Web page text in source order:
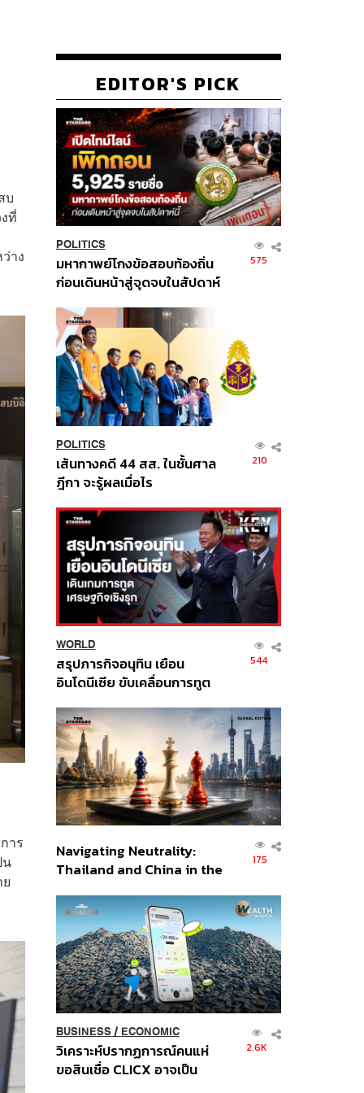
บ
ที่
าง
าร
น
EDITOR'S PICK
POLITICS
มหากาพย์โกงข้อสอบท้องถิ่น
ก่อนเดินหน้าสู่จุดจบในสัปดาห์
575
POLITICS
เส้นทางคดี 44 สส. ในชั้นศาล
ฎีกา จะรู้ผลเมื่อไร
210
WORLD
สรุปภารกิจอนุทิน เยือน
อินโดนีเซีย ขับเคลื่อนการทูต
ส่วนยุทธศาสตร์ไทย –
อินโดนีเซีย
544
Navigating Neutrality:
Thailand and China in the
Order
175
BUSINESS/ ECONOMIC
วิเคราะห์ปรากฏการณ์คนแห่
ขอสินเชื่อ CLICX อาจเป็น
2.6K